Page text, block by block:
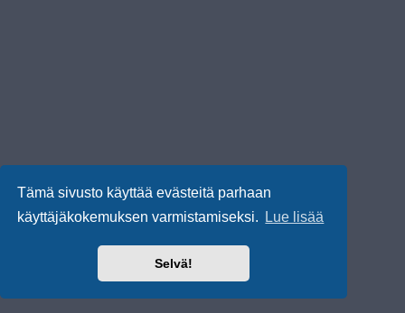
Tämä sivusto käyttää evästeitä parhaan
käyttäjäkokemuksen varmistamiseksi.
Lue lisää
Selvä!